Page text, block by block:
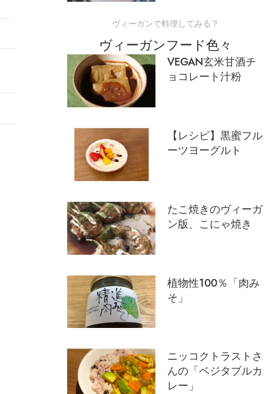
ヴィーガンで料理してみる？
ヴィーガンフード色々
VEGAN玄米甘酒チ
ョコレート汁粉
【レシピ】黒蜜フル
ーツヨーグルト
たこ焼きのヴィーガ
ン版、こにゃ焼き
植物性100％「肉み
そ」
ニッコクトラストさ
んの「ベジタブルカ
レー」